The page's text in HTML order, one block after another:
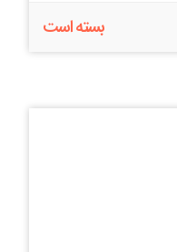
بسته است